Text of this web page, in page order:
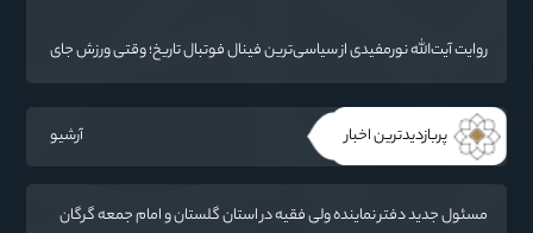
روایت آیت‌الله نورمفیدی از سیاسی‌ترین فینال فوتبال تاریخ؛ وقتی ورزش جای
پربازدیدترین اخبار آرشیو
مسئول جدید دفتر نماینده ولی فقیه در استان گلستان و امام جمعه گرگان